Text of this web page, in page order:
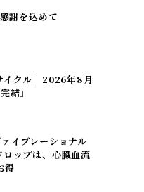
謝を込めて
イクル｜2026年8月
結」
イブレーショナル
ロップは、心臓血流
得